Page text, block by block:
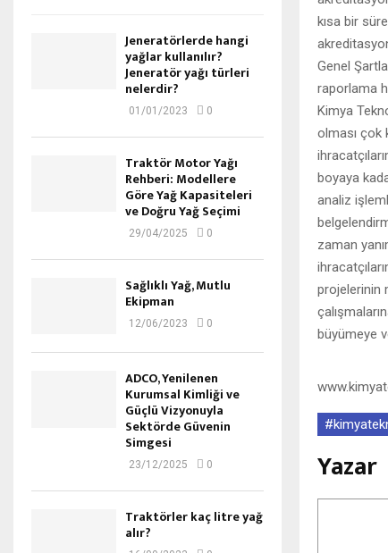
kısa bir
Genel
raporlama
Kimya
olması çok
boyaya
analiz
zaman
projelerinin
büyümeye
Yazar
Jeneratörlerde hangi
yağlar kullanılır?
Jeneratör yağı türleri
nelerdir?
01/01/2023 0
Traktör Motor Yağı
Rehberi: Modellere
Göre Yağ Kapasiteleri
ve Doğru Yağ Seçimi
29/04/2025 0
Sağlıklı Yağ, Mutlu
Ekipman
12/06/2023 0
ADCO, Yenilenen
Kurumsal Kimliği ve
Güçlü Vizyonuyla
Sektörde Güvenin
Simgesi
23/12/2025 0
Traktörler kaç litre yağ
alır?